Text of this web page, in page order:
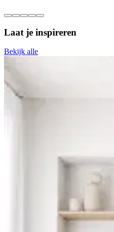
Laat je inspireren
Bekijk alle